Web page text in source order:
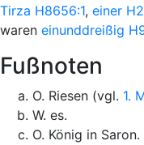
Tirza H8656:1, einer
waren einunddreißig
Fußnoten
O. Riesen (vgl. 1.
W. es.
O. König in Saron.